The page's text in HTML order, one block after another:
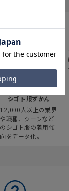
みんなの
シゴト服ずかん
12,000人以上の業界
や職種、シーンなど
のシゴト服の着用傾
向をデータ化。